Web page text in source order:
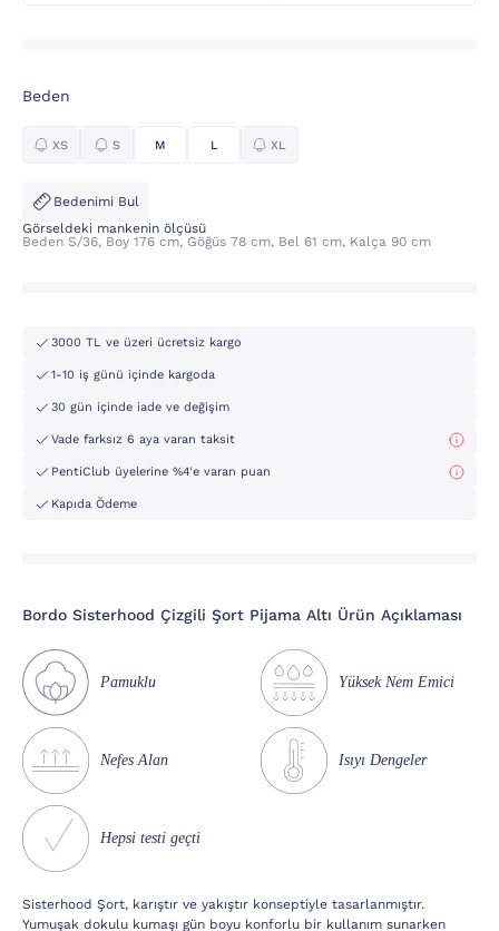
Beden
XS S M L XL
Bedenimi Bul
Görseldeki mankenin ölçüsü
Beden S/36, Boy 176 cm, Göğüs 78 cm, Bel 61 cm, Kalça 90 cm
3000 TL ve üzeri ücretsiz kargo
1-10 iş günü içinde kargoda
30 gün içinde iade ve değişim
Vade farksız 6 aya varan taksit
PentiClub üyelerine %4'e varan puan
Kapıda Ödeme
Bordo Sisterhood Çizgili Şort Pijama Altı Ürün Açıklaması
Pamuklu Yüksek Nem Emici
Nefes Alan Isıyı Dengeler
Hepsi testi geçti
Sisterhood Şort, karıştır ve yakıştır konseptiyle tasarlanmıştır.
Yumuşak dokulu kumaşı gün boyu konforlu bir kullanım sunarken